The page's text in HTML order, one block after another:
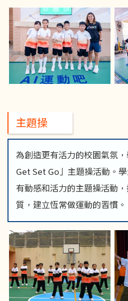
主題操
為創造更有活力的校園氣氛
Get Set Go」主題操活動。
有動感和活力的主題操活動
質，建立恆常做運動的習慣。